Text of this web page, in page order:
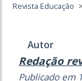
Revista Educação >
Autor
Redação
Publicado em